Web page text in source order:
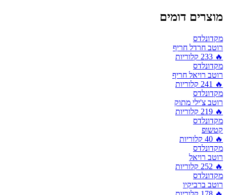
מוצרים דומים
מקדונלדס
רוטב חרדל חריף
🔥
233 קלוריות
מקדונלדס
רוטב רויאל חריף
🔥
241 קלוריות
מקדונלדס
רוטב צ'ילי מתוק
🔥
219 קלוריות
מקדונלדס
קטשופ
🔥
40 קלוריות
מקדונלדס
רוטב רויאל
🔥
252 קלוריות
מקדונלדס
רוטב ברביקיו